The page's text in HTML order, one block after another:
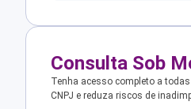
Consulta Sob
Tenha acesso completo a
CNPJ e reduza riscos de